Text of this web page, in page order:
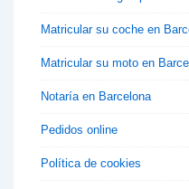
Matricular su coche en
Matricular su moto en
Notaría en Barcelona
Pedidos online
Política de cookies